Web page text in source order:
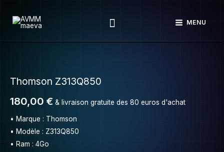
Rechercher MENU
Thomson Z313Q850
180,00 € & livraison gratuite des 80 euros d'achat
• Marque : Thomson
• Modèle : Z313Q850
• Ram : 4Go
Thomson